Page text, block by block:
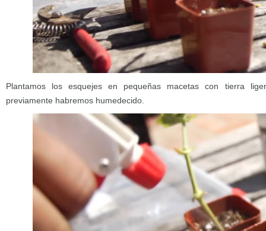
Plantamos los esquejes en pequeñas macetas con tierra
previamente habremos humedecido.